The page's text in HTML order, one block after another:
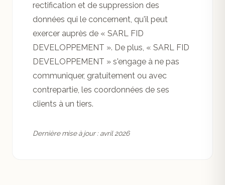
rectification et de suppression des
données qui le concernent, qu'il peut
exercer auprès de « SARL FID
DEVELOPPEMENT ». De plus, « SARL FID
DEVELOPPEMENT » s'engage à ne pas
communiquer, gratuitement ou avec
contrepartie, les coordonnées de ses
clients à un tiers.
Dernière mise à jour : avril 2026